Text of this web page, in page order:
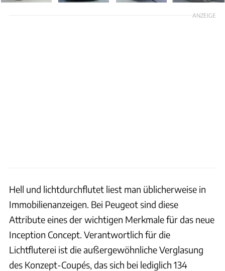
ANZEIGE
Hell und lichtdurchflutet liest man üblicherweise in
Immobilienanzeigen. Bei Peugeot sind diese
Attribute eines der wichtigen Merkmale für das neue
Inception Concept. Verantwortlich für die
Lichtfluterei ist die außergewöhnliche Verglasung
des Konzept-Coupés, das sich bei lediglich 134